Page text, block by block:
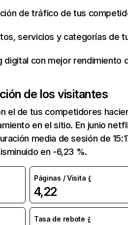
de tráfico de tus
servicios y categorías de
digital con mejor rendimiento
de los visitantes
el de tus competidores
en el sitio. En junio
media de sesión de
en -6,23 %.
Páginas / Visita
4,22
Tasa de rebote